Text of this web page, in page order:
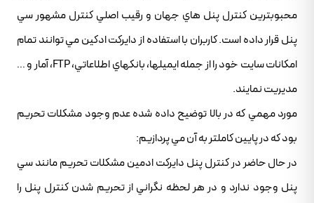
محبوبترين کنترل پنل هاي جهان و رقيب اصلي کنترل مشهور سي
پنل قرار داده است. کاربران با استفاده از دايرکت ادکين مي توانند تمام
امکانات سايت خود را از جمله ايميلها، بانکهاي اطلاعاتي، FTP، آمار و …
مديريت نمايند.
مورد مهمي که در بالا توضيح داده شده عدم وجود مشکلات تحريم
بود که در پايين کاملتر به آن مي پردازيم:
در حال حاضر در کنترل پنل دايرکت ادمين مشکلات تحريم مانند سي
پنل وجود ندارد و در هر لحظه نگراني از تحريم شدن کنترل پنل را